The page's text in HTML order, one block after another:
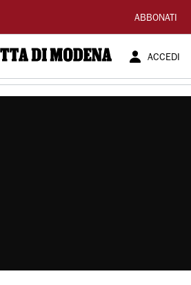
ABBONATI
ACCEDI